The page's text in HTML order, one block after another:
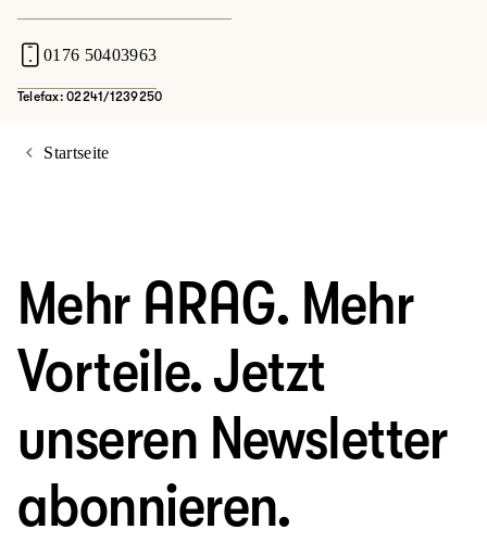
0176 50403963
Telefax: 02241/1239250
Startseite
Mehr ARAG. Mehr
Vorteile. Jetzt
unseren Newsletter
abonnieren.